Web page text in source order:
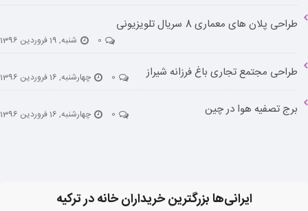
طراحی پلان های معماری 8 سریال تلویزیونی
0 شنبه, 19 فروردین 1396
طراحی مجتمع تجاری باغ فرزانه شیراز 0 چهارشنبه, 16 فروردین 1396
برج تصفیه هوا در چین 0 چهارشنبه, 16 فروردین 1396
ایرانی‌ها بزرگترین خریداران خانه در ترکیه